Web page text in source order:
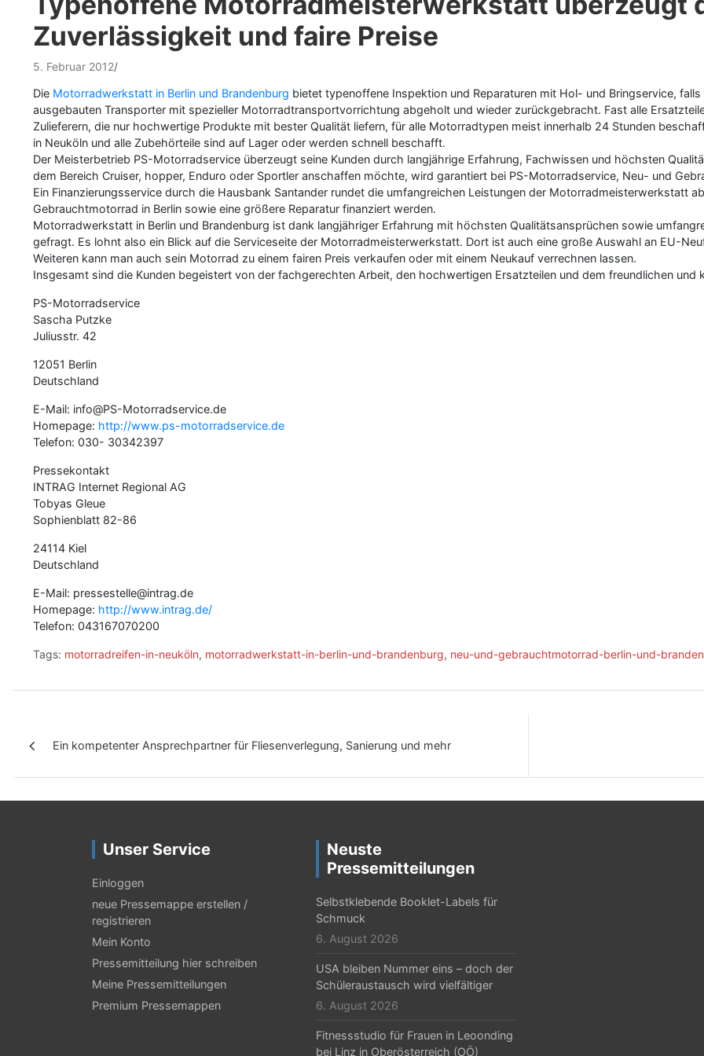
Zuverlässigkeit und faire Preise
5. Februar 2012
Die Motorradwerkstatt in Berlin und Brandenburg bietet typenoffene Inspektion und Reparaturen mit Hol- und Bringservice,
ausgebauten Transporter mit spezieller Motorradtransportvorrichtung abgeholt und wieder zurückgebracht. Fast alle
Zulieferern, die nur hochwertige Produkte mit bester Qualität liefern, für alle Motorradtypen meist innerhalb 24 Stunden
in Neuköln und alle Zubehörteile sind auf Lager oder werden schnell beschafft.
Der Meisterbetrieb PS-Motorradservice überzeugt seine Kunden durch langjährige Erfahrung, Fachwissen und höchsten
dem Bereich Cruiser, hopper, Enduro oder Sportler anschaffen möchte, wird garantiert bei PS-Motorradservice, Neu- und
Ein Finanzierungsservice durch die Hausbank Santander rundet die umfangreichen Leistungen der Motorradmeisterwerkstatt
Gebrauchtmotorrad in Berlin sowie eine größere Reparatur finanziert werden.
Motorradwerkstatt in Berlin und Brandenburg ist dank langjähriger Erfahrung mit höchsten Qualitätsansprüchen sowie
gefragt. Es lohnt also ein Blick auf die Serviceseite der Motorradmeisterwerkstatt. Dort ist auch eine große Auswahl an EU-
Weiteren kann man auch sein Motorrad zu einem fairen Preis verkaufen oder mit einem Neukauf verrechnen lassen.
Insgesamt sind die Kunden begeistert von der fachgerechten Arbeit, den hochwertigen Ersatzteilen und dem freundlichen und
PS-Motorradservice
Sascha Putzke
Juliusstr. 42
12051 Berlin
Deutschland
E-Mail: info@PS-Motorradservice.de
Homepage: http://www.ps-motorradservice.de
Telefon: 030- 30342397
Pressekontakt
INTRAG Internet Regional AG
Tobyas Gleue
Sophienblatt 82-86
24114 Kiel
Deutschland
E-Mail: pressestelle@intrag.de
Homepage: http://www.intrag.de/
Telefon: 043167070200
Tags: motorradreifen-in-neuköln, motorradwerkstatt-in-berlin-und-brandenburg, neu-und-gebrauchtmotorrad-berlin-und-
i
t
Ein kompetenter Ansprechpartner für Fliesenverlegung, Sanierung und mehr
Unser Service
Einloggen
neue Pressemappe erstellen /
registrieren
Mein Konto
Pressemitteilung hier schreiben
Meine Pressemitteilungen
Premium Pressemappen
Neuste
Pressemitteilungen
Selbstklebende Booklet-Labels für
Schmuck
6. August 2026
USA bleiben Nummer eins – doch der
Schüleraustausch wird vielfältiger
6. August 2026
Fitnessstudio für Frauen in Leoonding
bei Linz in Oberösterreich (OÖ)